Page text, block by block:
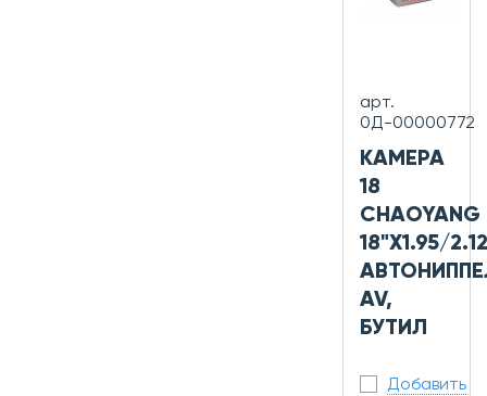
арт.
0Д-00000772
КАМЕРА
18
CHAOYANG
18"X1.95/
AV,
БУТИЛ
Добавить